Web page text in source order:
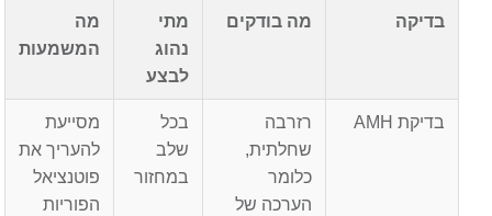
בדיקה מה בודקים
מתי
נהוג
לבצע
מה
המשמעות
בדיקת AMH
רזרבה
שחלתית,
כלומר
הערכה של
בכל
שלב
במחזור
מסייעת
להעריך את
פוטנציאל
הפוריות